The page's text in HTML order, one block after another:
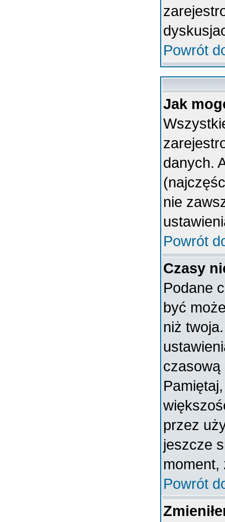
Powrót
Jak
danych.
nie
Powrót
Czasy
Podane
być
niż
czasową
przez
jeszcze
moment,
Powrót